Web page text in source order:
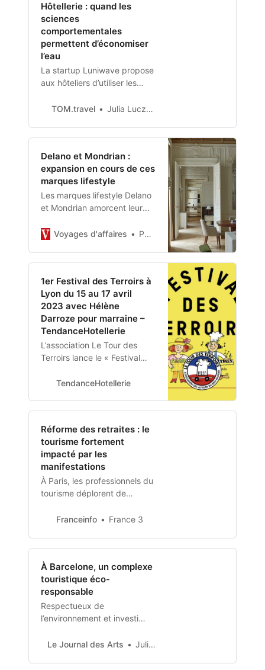
l’analyse des pistes
identifiées par la Commission
mixte du conseil régional. Ses
conclusions ? Pas de
solution…
Hôtellerie : quand les
sciences
comportementales
permettent d’économiser
l’eau
La startup Luniwave propose
aux hôteliers d’utiliser les
pour inciter les clients à
TOM.travel Julia Luczak-Rougeaux
Delano et Mondrian :
expansion en cours de ces
marques lifestyle
Les marques lifestyle Delano
et Mondrian amorcent leur
Paris et demain à Séoul pour
Voyages d'affaires Par Arnaud Deltenre -
1er Festival des Terroirs à
Lyon du 15 au 17 avril
2023 avec Hélène
Darroze pour marraine –
TendanceHotellerie
L’association Le Tour des
Terroirs lance le « Festival
dimanche 16 et lundi 17 avril
Confluence, à…
TendanceHotellerie
Réforme des retraites : le
tourisme fortement
impacté par les
manifestations
À Paris, les professionnels du
tourisme déplorent de
mobilisation contre la réforme
Franceinfo France 3
À Barcelone, un complexe
touristique éco-
responsable
Respectueux de
l’environnement et investi
locale, le Sant Pau Recinte
Le Journal des Arts Julie Goy, correspondante à Barcelone